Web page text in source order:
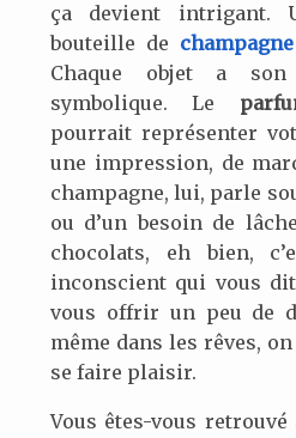
ça devient intrigant.
bouteille de champagne
Chaque objet a son
symbolique. Le
pourrait représenter
une impression, de
champagne, lui, parle
ou d’un besoin de
chocolats, eh bien,
inconscient qui vous
vous offrir un peu de
même dans les rêves,
se faire plaisir.
Vous êtes-vous